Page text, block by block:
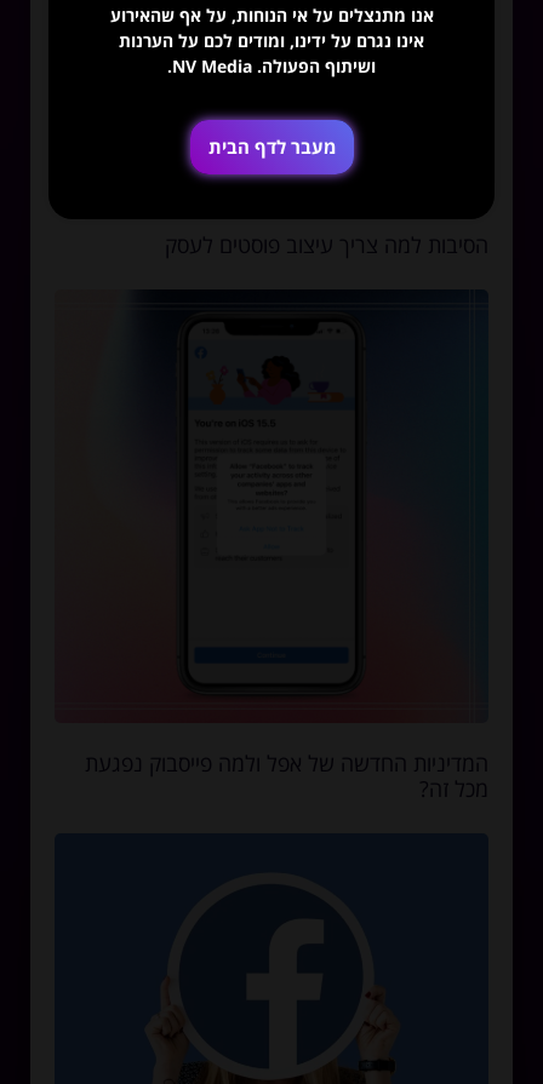
הסיבות למה צריך עיצוב פוסטים לעסק
המדיניות החדשה של אפל ולמה פייסבוק נפגעת
מכל זה?
אנו מתנצלים על אי הנוחות, על אף שהאירוע
אינו נגרם על ידינו, ומודים לכם על הערנות
ושיתוף הפעולה. NV Media.
מעבר לדף הבית